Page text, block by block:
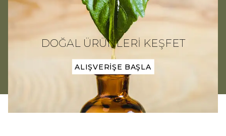
DOĞAL ÜRÜNLERİ KEŞFET
ALIŞVERİŞE BAŞLA